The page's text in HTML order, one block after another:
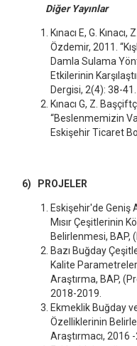
Diğer Yayınlar
Kınacı E, G.
Özdemir, 2011.
Damla Sulama
Etkilerinin
Dergisi, 2(4): 38-41.
Kınacı G, Z.
“Beslenmemizin
Eskişehir Ticaret
6) PROJELER
Eskişehir'de Geniş
Mısır Çeşitlerinin
Belirlenmesi, BAP,
Bazı Buğday
Kalite
Araştırma, BAP,
2018-2019.
Ekmeklik Buğday
Özelliklerinin
Araştırmacı, 2016 -